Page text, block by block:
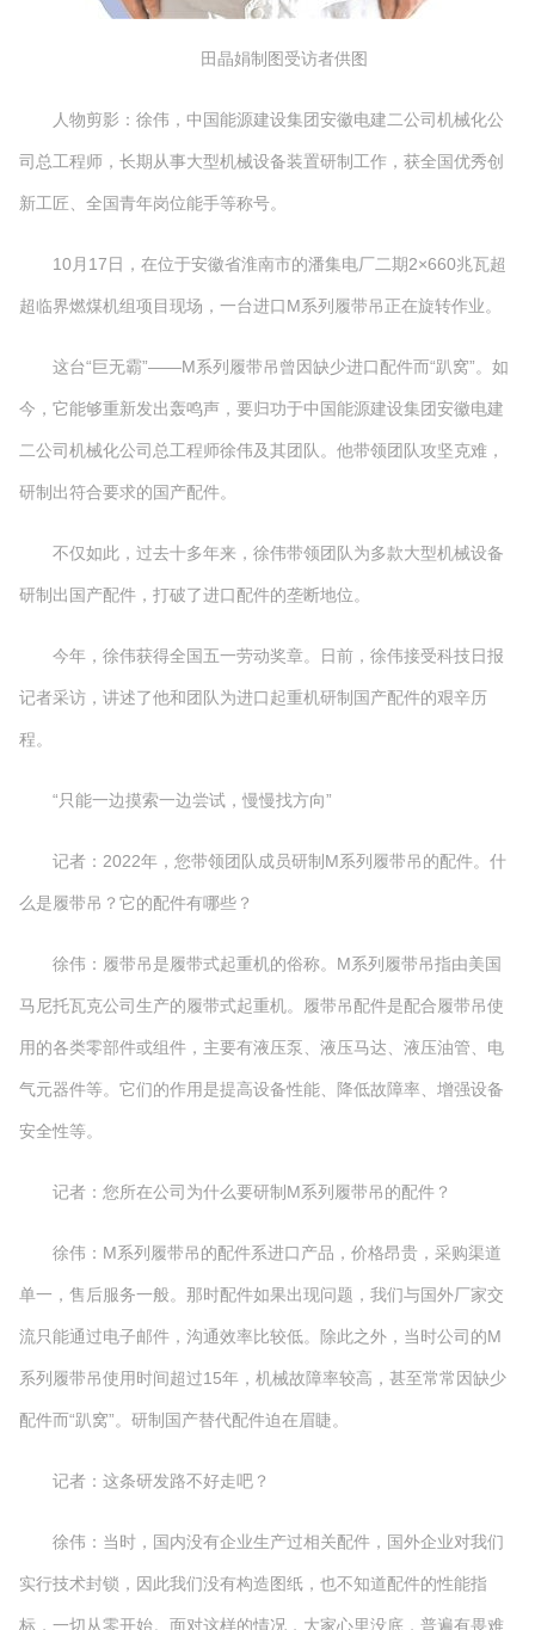
田晶娟制图受访者供图
人物剪影：徐伟，中国能源建设集团安徽电建二公司机械化公
司总工程师，长期从事大型机械设备装置研制工作，获全国优秀创
新工匠、全国青年岗位能手等称号。
10月17日，在位于安徽省淮南市的潘集电厂二期2×660兆瓦超
超临界燃煤机组项目现场，一台进口M系列履带吊正在旋转作业。
这台“巨无霸”——M系列履带吊曾因缺少进口配件而“趴窝”。如
今，它能够重新发出轰鸣声，要归功于中国能源建设集团安徽电建
二公司机械化公司总工程师徐伟及其团队。他带领团队攻坚克难，
研制出符合要求的国产配件。
不仅如此，过去十多年来，徐伟带领团队为多款大型机械设备
研制出国产配件，打破了进口配件的垄断地位。
今年，徐伟获得全国五一劳动奖章。日前，徐伟接受科技日报
记者采访，讲述了他和团队为进口起重机研制国产配件的艰辛历
程。
“只能一边摸索一边尝试，慢慢找方向”
记者：2022年，您带领团队成员研制M系列履带吊的配件。什
么是履带吊？它的配件有哪些？
徐伟：履带吊是履带式起重机的俗称。M系列履带吊指由美国
马尼托瓦克公司生产的履带式起重机。履带吊配件是配合履带吊使
用的各类零部件或组件，主要有液压泵、液压马达、液压油管、电
气元器件等。它们的作用是提高设备性能、降低故障率、增强设备
安全性等。
记者：您所在公司为什么要研制M系列履带吊的配件？
徐伟：M系列履带吊的配件系进口产品，价格昂贵，采购渠道
单一，售后服务一般。那时配件如果出现问题，我们与国外厂家交
流只能通过电子邮件，沟通效率比较低。除此之外，当时公司的M
系列履带吊使用时间超过15年，机械故障率较高，甚至常常因缺少
配件而“趴窝”。研制国产替代配件迫在眉睫。
记者：这条研发路不好走吧？
徐伟：当时，国内没有企业生产过相关配件，国外企业对我们
实行技术封锁，因此我们没有构造图纸，也不知道配件的性能指
标，一切从零开始。面对这样的情况，大家心里没底，普遍有畏难